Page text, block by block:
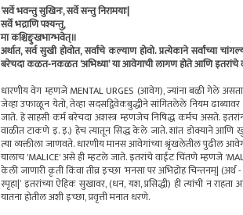
‘सर्वे भवन्तु सुखिनः, सर्वे सन्तु निरामयाः|
सर्वे भद्राणि पश्यन्तु,
मा कश्चिद्दुःखभाग्भवेत्‌‍॥
अर्थात, सर्व सुखी होवोत, सर्वांचे कल्याण होवो. प्रत्येकाने सर्वांच्या
बरेचदा कळत-नकळत ‌‘अभिध्या‌’ या आवेगाची लागण होते आणि इतरांचे
धारणीय वेग म्हणजे MENTAL URGES (आवेग), ज्यांना बळी गेले
जेव्हा उफाळून येतो, तेव्हा सदसद्विवेकबुद्धीने सांगितलेले नियम
जाते. हे साहसी कर्म बरेचदा अशस्त्र म्हणजेच निषिद्ध कर्मच असते.
वाळीत टाकणे इ. इ.) हेच त्यातून सिद्ध केले जाते. शांत डोक्याने आणि
त्या व्यक्तीला जाणवते. धारणीय मानस आवेगांच्या श्रृंखलेतील पुढील
यालाच 'MALICE' असे ही म्हटले जाते. इतरांचे वाईट चिंतणे म्हणजे
केली जाणारी कृती किंवा तीव्र इच्छा ‌‘मनसा पर अभिद्रोह चिन्तनम्‌|
स्पृहा|‌’ इतरांच्या ऐहिक सुखावर, (धन, यश, प्रसिद्धी) ही त्यांची न
यातना होतील अशी इच्छा, प्रवृत्ती मनात धरणे.